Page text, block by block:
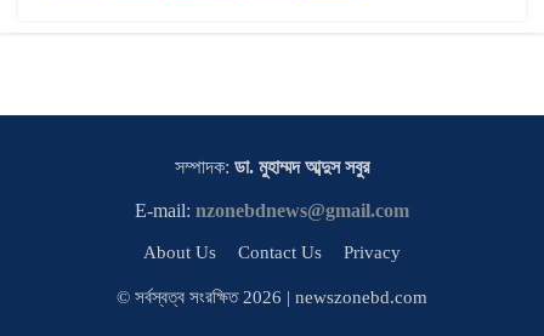
সম্পাদক: ডা. মুহাম্মদ আব্দুস সবুর
E-mail: nzonebdnews@gmail.com
About Us Contact Us Privacy
© সর্বস্বত্ব সংরক্ষিত 2026 | newszonebd.com